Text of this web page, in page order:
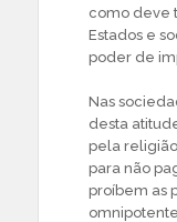
como deve
Estados e
poder de
Nas
desta
pela
para não
proíbem as